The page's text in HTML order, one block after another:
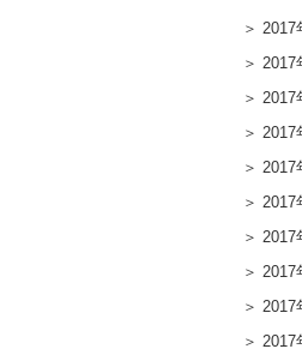
2017
2017
2017
2017
2017
2017
2017
2017
2017
2017